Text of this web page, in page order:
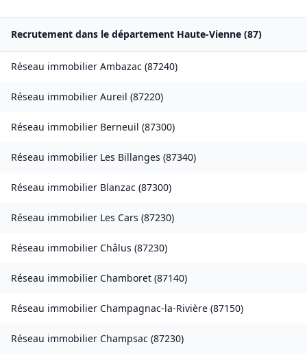
Recrutement dans le département Haute-Vienne (87)
Réseau immobilier Ambazac (87240)
Réseau immobilier Aureil (87220)
Réseau immobilier Berneuil (87300)
Réseau immobilier Les Billanges (87340)
Réseau immobilier Blanzac (87300)
Réseau immobilier Les Cars (87230)
Réseau immobilier Châlus (87230)
Réseau immobilier Chamboret (87140)
Réseau immobilier Champagnac-la-Rivière (87150)
Réseau immobilier Champsac (87230)